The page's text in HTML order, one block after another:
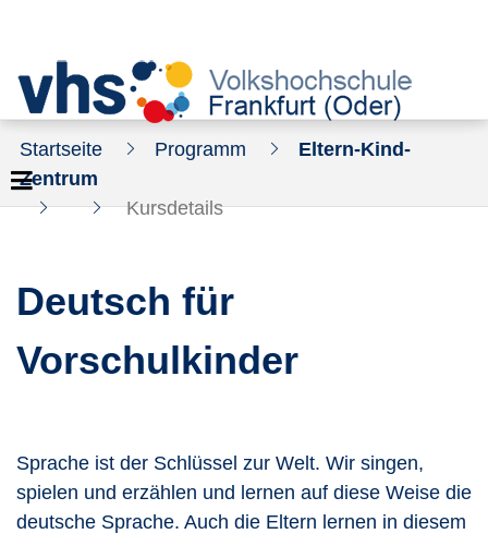
Startseite Programm
Eltern-Kind-
Zentrum
Kursdetails
Deutsch für
Vorschulkinder
Sprache ist der Schlüssel zur Welt. Wir singen,
spielen und erzählen und lernen auf diese Weise die
deutsche Sprache. Auch die Eltern lernen in diesem